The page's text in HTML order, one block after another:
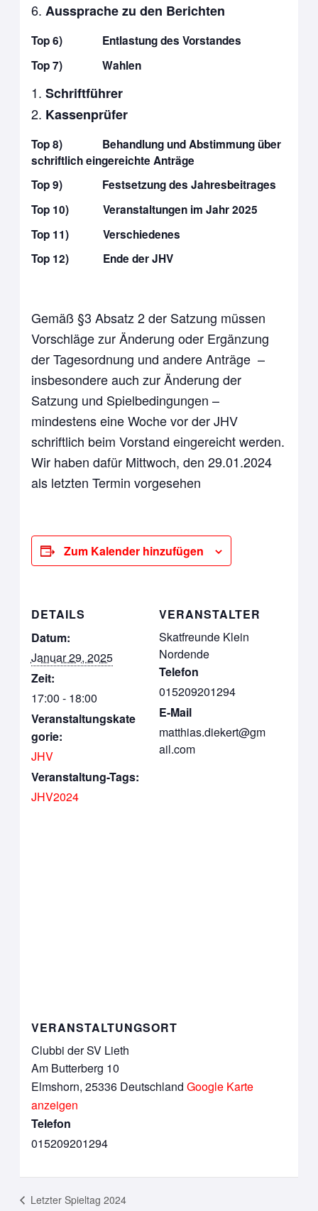
Aussprache zu den Berichten
Top 6) Entlastung des Vorstandes
Top 7) Wahlen
Schriftführer
Kassenprüfer
Top 8) Behandlung und Abstimmung über
schriftlich eingereichte Anträge
Top 9) Festsetzung des Jahresbeitrages
Top 10) Veranstaltungen im Jahr 2025
Top 11) Verschiedenes
Top 12) Ende der JHV
Gemäß §3 Absatz 2 der Satzung müssen
Vorschläge zur Änderung oder Ergänzung
der Tagesordnung und andere Anträge –
insbesondere auch zur Änderung der
Satzung und Spielbedingungen –
mindestens eine Woche vor der JHV
schriftlich beim Vorstand eingereicht werden.
Wir haben dafür Mittwoch, den 29.01.2024
als letzten Termin vorgesehen
Zum Kalender hinzufügen
DETAILS
Datum:
Januar 29, 2025
Zeit:
17:00 - 18:00
Veranstaltungskate
gorie:
JHV
Veranstaltung-Tags:
JHV2024
VERANSTALTER
Skatfreunde Klein
Nordende
Telefon
015209201294
E-Mail
matthias.diekert@gm
ail.com
VERANSTALTUNGSORT
Clubbi der SV Lieth
Am Butterberg 10
Elmshorn, 25336 Deutschland Google Karte
anzeigen
Telefon
015209201294
Letzter Spieltag 2024